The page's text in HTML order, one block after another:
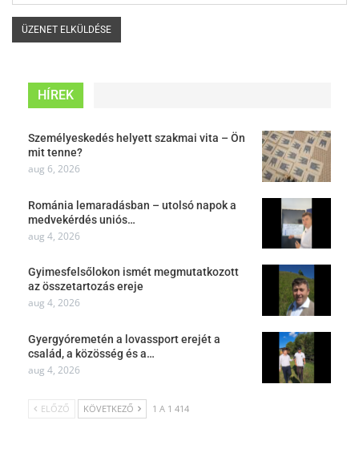
HÍREK
Személyeskedés helyett szakmai vita – Ön
mit tenne?
aug 6, 2026
Románia lemaradásban – utolsó napok a
medvekérdés uniós…
aug 4, 2026
Gyimesfelsőlokon ismét megmutatkozott
az összetartozás ereje
aug 4, 2026
Gyergyóremetén a lovassport erejét a
család, a közösség és a…
aug 4, 2026
ELŐZŐ KÖVETKEZŐ 1 A 1 414